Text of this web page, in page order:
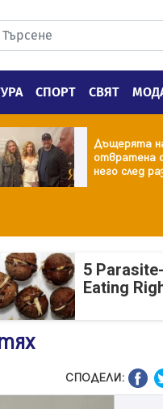
СПОРТ СВЯТ
Дъщерята
отвратена
него след
5
Eating
СПОДЕЛИ: